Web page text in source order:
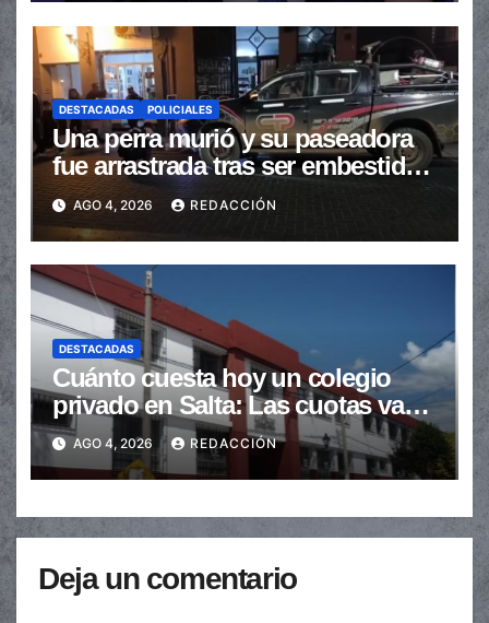
DESTACADAS POLICIALES
Una perra murió y su paseadora
fue arrastrada tras ser embestidas
en la senda peatonal
AGO 4, 2026 REDACCIÓN
DESTACADAS
Cuánto cuesta hoy un colegio
privado en Salta: Las cuotas van
de $110.000 a más de $600.000
AGO 4, 2026 REDACCIÓN
Deja un comentario